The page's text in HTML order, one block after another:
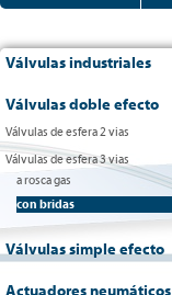
Válvulas industriales
Válvulas doble efecto
Válvulas de esfera 2 vias
Válvulas de esfera 3 vias
a rosca gas
con bridas
Válvulas simple efecto